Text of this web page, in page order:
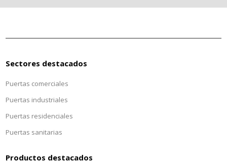
Sectores destacados
Puertas comerciales
Puertas industriales
Puertas residenciales
Puertas sanitarias
Productos destacados